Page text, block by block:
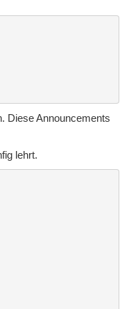
Diese Announcements
lehrt.